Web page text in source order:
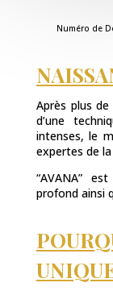
Numéro de
Après plus
d’une
intenses, le
expertes de
“AVANA”
profond ainsi